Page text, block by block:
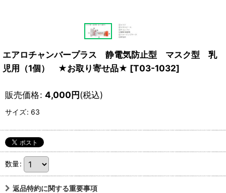
エアロチャンバープラス 静電気防止型 マスク型 乳
児用（1個） ★お取り寄せ品★ [T03-1032]
販売価格: 4,000円(税込)
サイズ: 63
数量:
返品特約に関する重要事項